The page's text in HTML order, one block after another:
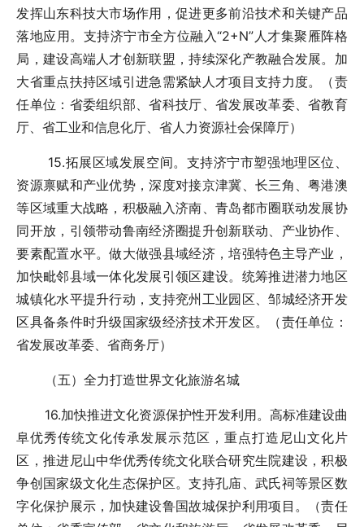
发挥山东科技大市场作用，促进更多前沿技术和关键产品
落地应用。支持济宁市全方位融入“2+N”人才集聚雁阵格
局，建设高端人才创新联盟，持续深化产教融合发展。加
大省重点扶持区域引进急需紧缺人才项目支持力度。（责
任单位：省委组织部、省科技厅、省发展改革委、省教育
厅、省工业和信息化厅、省人力资源社会保障厅）
15.拓展区域发展空间。支持济宁市塑强地理区位、
资源禀赋和产业优势，深度对接京津冀、长三角、粤港澳
等区域重大战略，积极融入济南、青岛都市圈联动发展协
同开放，引领带动鲁南经济圈提升创新联动、产业协作、
要素配置水平。做大做强县域经济，培强特色主导产业，
加快毗邻县域一体化发展引领区建设。统筹推进潜力地区
城镇化水平提升行动，支持兖州工业园区、邹城经济开发
区具备条件时升级国家级经济技术开发区。（责任单位：
省发展改革委、省商务厅）
（五）全力打造世界文化旅游名城
16.加快推进文化资源保护性开发利用。高标准建设曲
阜优秀传统文化传承发展示范区，重点打造尼山文化片
区，推进尼山中华优秀传统文化联合研究生院建设，积极
争创国家级文化生态保护区。支持孔庙、武氏祠等景区数
字化保护展示，加快建设鲁国故城保护利用项目。（责任